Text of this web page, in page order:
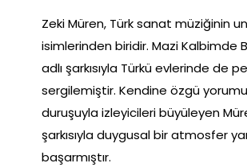
Zeki Müren, Türk sanat müziğinin
isimlerinden biridir. Mazi Kalbimde
adlı şarkısıyla Türkü evlerinde de
sergilemiştir. Kendine özgü
duruşuyla izleyicileri büyüleyen
şarkısıyla duygusal bir atmosfer
başarmıştır.